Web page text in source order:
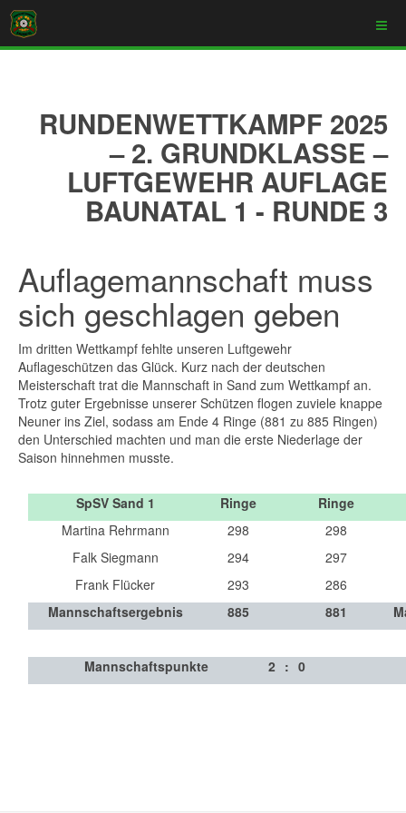
RUNDENWETTKAMPF 2025
– 2. GRUNDKLASSE –
LUFTGEWEHR AUFLAGE
BAUNATAL 1 - RUNDE 3
Auflagemannschaft muss
sich geschlagen geben
Im dritten Wettkampf fehlte unseren Luftgewehr
Auflageschützen das Glück. Kurz nach der deutschen
Meisterschaft trat die Mannschaft in Sand zum Wettkampf an.
Trotz guter Ergebnisse unserer Schützen flogen zuviele knappe
Neuner ins Ziel, sodass am Ende 4 Ringe (881 zu 885 Ringen)
den Unterschied machten und man die erste Niederlage der
Saison hinnehmen musste.
SpSV Sand 1 Ringe
Ringe
Martina Rehrmann
298
298
Falk Siegmann
294
297
Frank Flücker
293
286
Mannschaftsergebnis
885 881
Mannschaftspunkte 2 : 0